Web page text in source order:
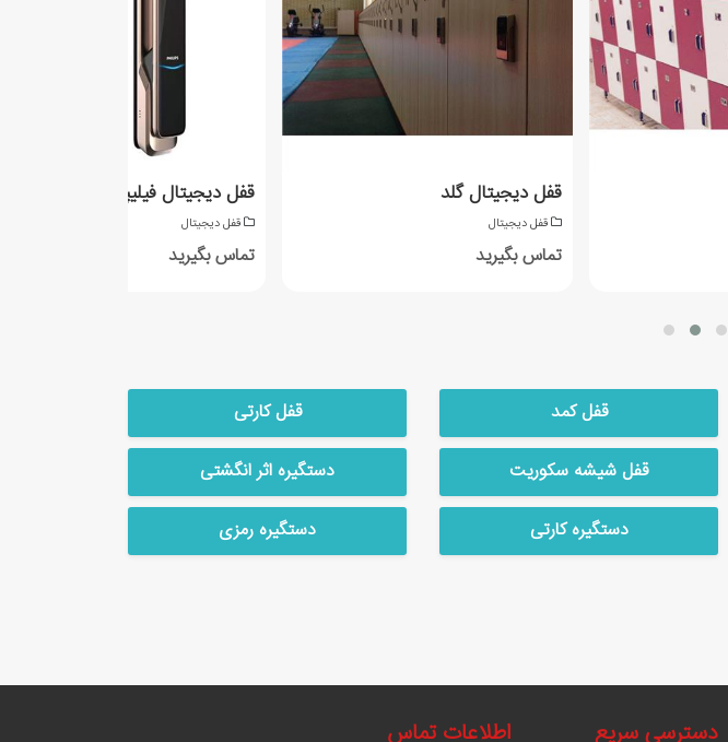
قفل دیجیتال فیلیپس DDL9300
قفل دیجیتال
تماس بگیرید
قفل دیجیتال گلد
قفل دیجیتال
تماس بگیرید
قفل کمد
قفل کارتی
قفل شیشه سکوریت
دستگیره اثر انگشتی
دستگیره کارتی
دستگیره رمزی
دسترسی سریع اطلاعات تماس